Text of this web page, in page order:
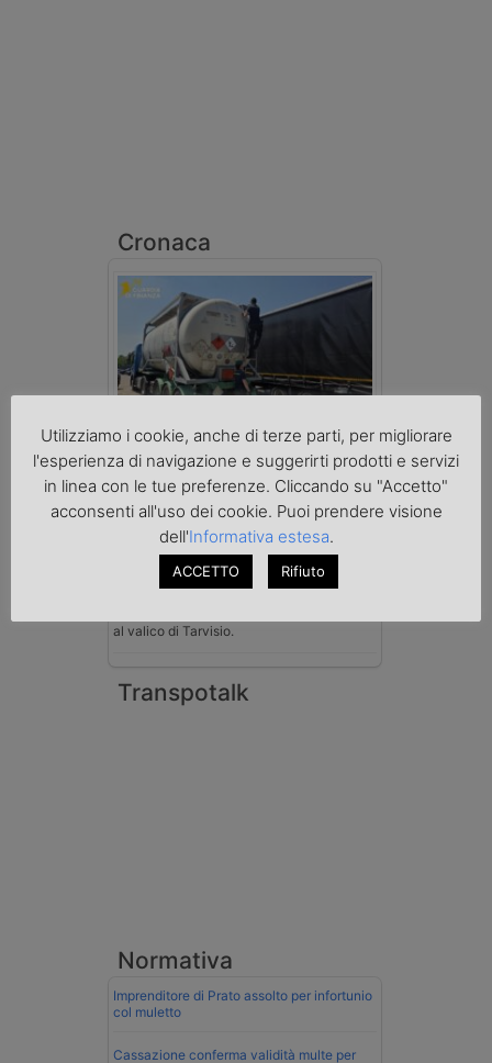
Cronaca
Benzina spacciata per solvente
sequestrata a Padova
Le Fiamme Gialle del Comando Provinciale
di Padova hanno sottoposto a sequestro
preventivo 33mila litri di benzina di
contrabbando, dichiarata come solvente
nei documenti di trasporto, e
l'autoarticolato utilizzato. Denunciato per
contrabbando di prodotti petroliferi il
al valico di Tarvisio.
Transpotalk
Normativa
Imprenditore di Prato assolto per infortunio
col muletto
Cassazione conferma validità multe per
Utilizziamo i cookie, anche di terze parti, per migliorare
l'esperienza di navigazione e suggerirti prodotti e servizi
in linea con le tue preferenze. Cliccando su "Accetto"
acconsenti all'uso dei cookie. Puoi prendere visione
dell'Informativa estesa.
ACCETTO Rifiuto